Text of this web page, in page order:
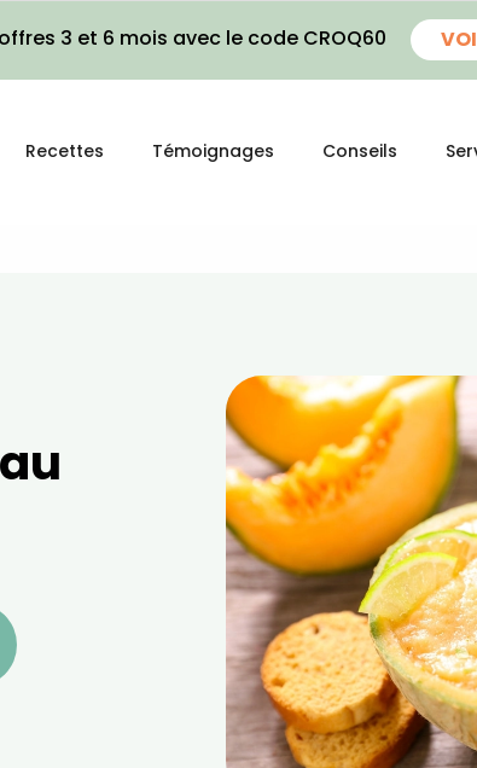
3 et 6 mois avec le code CROQ60
Recettes Témoignages Conseils